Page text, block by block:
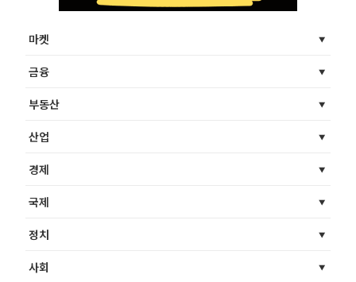
마켓
금융
부동산
산업
경제
국제
정치
사회